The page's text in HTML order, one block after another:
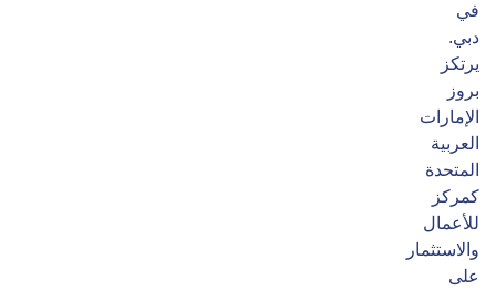
في
دبي.
يرتكز
بروز
الإمارات
العربية
المتحدة
كمركز
للأعمال
والاستثمار
على